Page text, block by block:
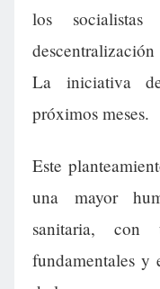
los
La iniciativa
próximos meses.
Este
una mayor
sanitaria, con
fundamentales